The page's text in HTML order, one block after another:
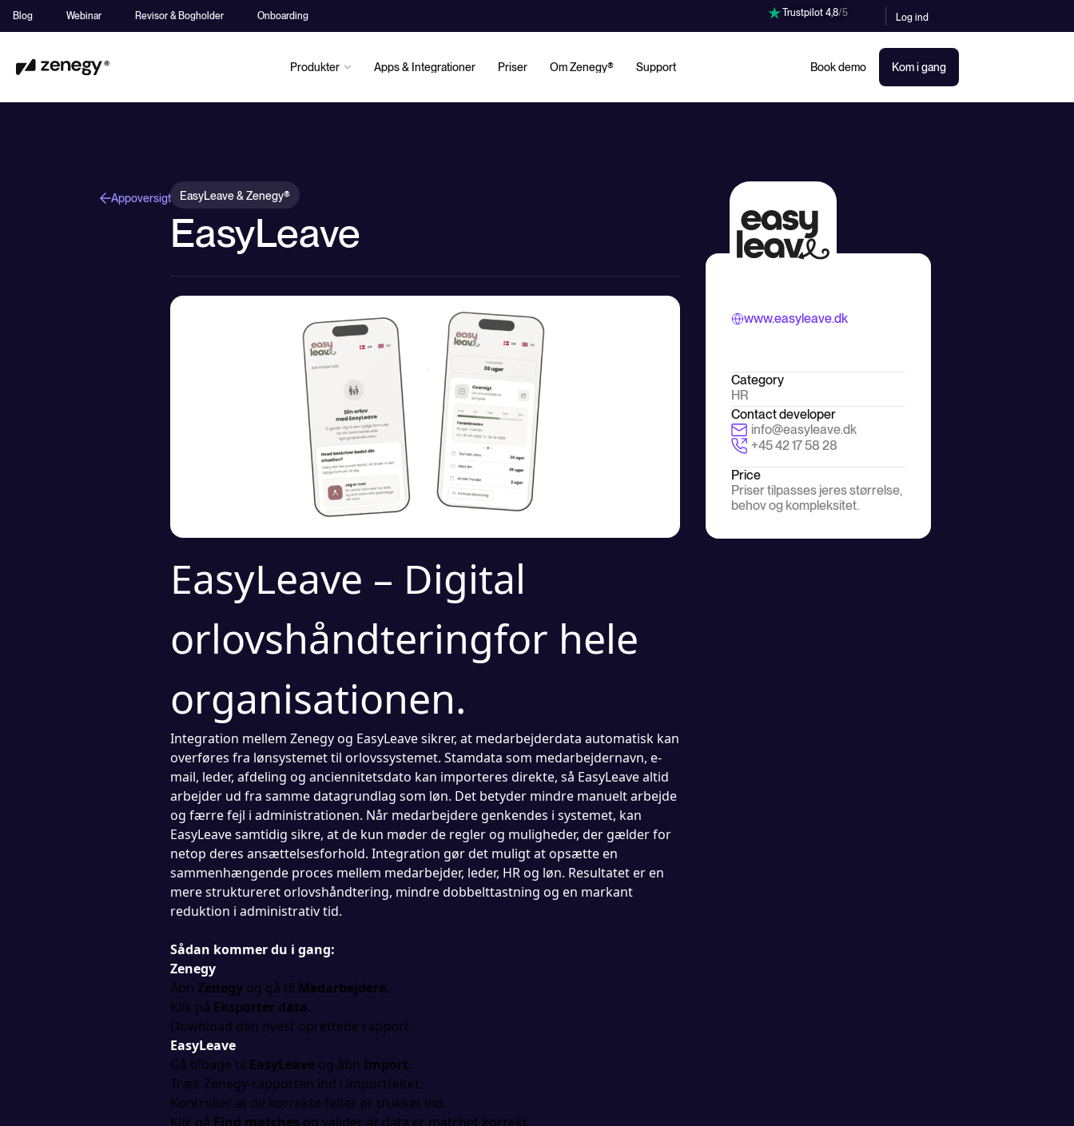
Blog Webinar Revisor & Bogholder Onboarding Trustpilot 4,8/5 Log ind
Produkter Apps & Integrationer Priser Om Zenegy® Support Book demo Kom i gang
Appoversigt EasyLeave & Zenegy®
EasyLeave
EasyLeave – Digital
orlovshåndteringfor hele
organisationen.
Integration mellem Zenegy og EasyLeave sikrer, at medarbejderdata automatisk kan
overføres fra lønsystemet til orlovssystemet. Stamdata som medarbejdernavn, e-
mail, leder, afdeling og anciennitetsdato kan importeres direkte, så EasyLeave altid
arbejder ud fra samme datagrundlag som løn. Det betyder mindre manuelt arbejde
og færre fejl i administrationen. Når medarbejdere genkendes i systemet, kan
EasyLeave samtidig sikre, at de kun møder de regler og muligheder, der gælder for
netop deres ansættelsesforhold. Integration gør det muligt at opsætte en
sammenhængende proces mellem medarbejder, leder, HR og løn. Resultatet er en
mere struktureret orlovshåndtering, mindre dobbelttastning og en markant
reduktion i administrativ tid.
Sådan kommer du i gang:
Zenegy
Åbn Zenegy og gå til Medarbejdere.
Klik på Eksporter data.
Download den nyest oprettede rapport.
EasyLeave
Gå tilbage til EasyLeave og åbn Import.
Træk Zenegy-rapporten ind i importfeltet.
Kontrollér at de korrekte felter er trukket ind.
Klik på Find matches og valider, at data er matchet korrekt.
www.easyleave.dk
Category
HR
Contact developer
info@easyleave.dk
+45 42 17 58 28
Price
Priser tilpasses jeres størrelse,
behov og kompleksitet.